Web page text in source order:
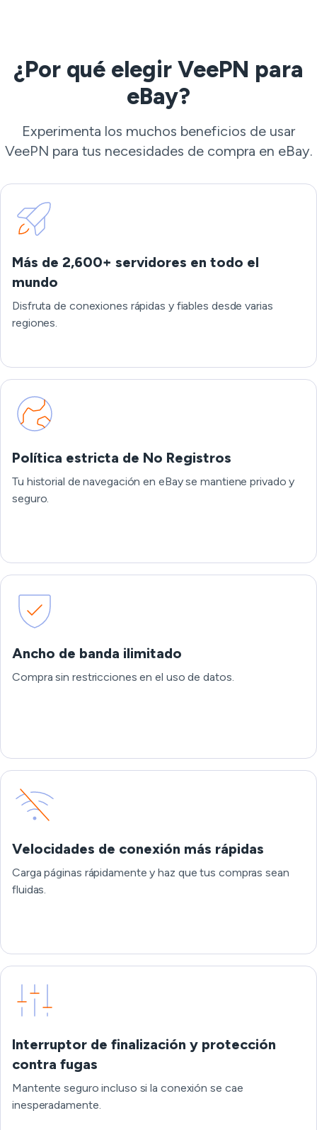
¿Por qué elegir VeePN para
eBay?
Experimenta los muchos beneficios de usar
VeePN para tus necesidades de compra en eBay.
Más de 2,600+ servidores en todo el
mundo
Disfruta de conexiones rápidas y fiables desde varias
regiones.
Política estricta de No Registros
Tu historial de navegación en eBay se mantiene privado y
seguro.
Ancho de banda ilimitado
Compra sin restricciones en el uso de datos.
Velocidades de conexión más rápidas
Carga páginas rápidamente y haz que tus compras sean
fluidas.
Interruptor de finalización y protección
contra fugas
Mantente seguro incluso si la conexión se cae
inesperadamente.